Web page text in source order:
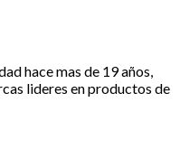
hace mas de 19 años,
lideres en productos de